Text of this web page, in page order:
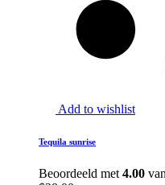
Add to wishlist
Tequila sunrise
Beoordeeld met 4.00